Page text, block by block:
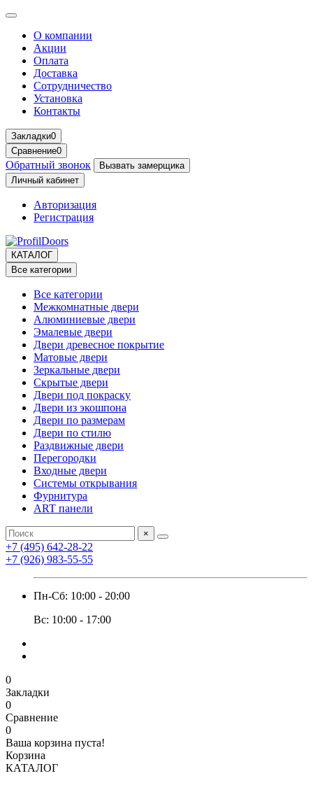
О компании
Акции
Оплата
Доставка
Сотрудничество
Установка
Контакты
Закладки0
Сравнение0
Обратный звонок
Вызвать замерщика
Личный кабинет
Авторизация
Регистрация
КАТАЛОГ
Все категории
Все категории
Межкомнатные двери
Алюминиевые двери
Эмалевые двери
Двери древесное покрытие
Матовые двери
Зеркальные двери
Скрытые двери
Двери под покраску
Двери из экошпона
Двери по размерам
Двери по стилю
Раздвижные двери
Перегородки
Входные двери
Системы открывания
Фурнитура
ART панели
×
+7 (495) 642-28-22
+7 (926) 983-55-55
Пн-Сб: 10:00 - 20:00
Вс: 10:00 - 17:00
0
Закладки
0
Сравнение
0
Ваша корзина пуста!
Корзина
КАТАЛОГ